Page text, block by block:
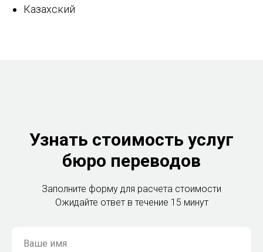
Казахский
Узнать стоимость услуг
бюро переводов
Заполните форму для расчета стоимости
Ожидайте ответ в течение 15 минут